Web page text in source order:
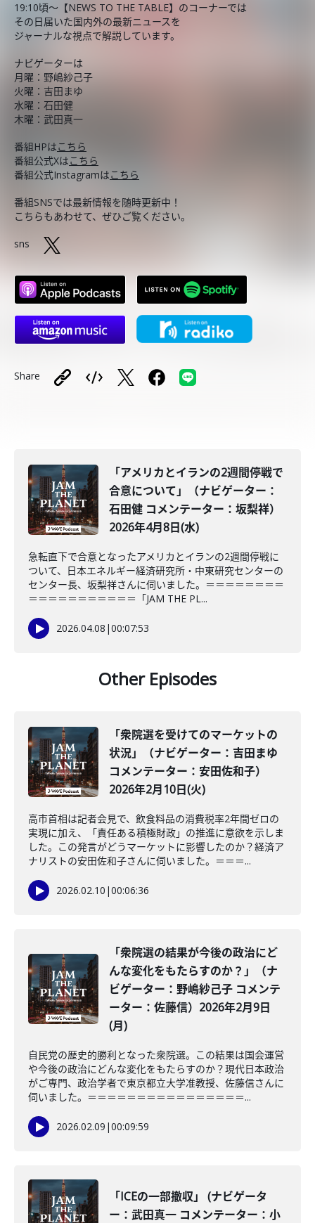
19:10頃～【NEWS TO THE TABLE】のコーナーでは
その日届いた国内外の最新ニュースを
ジャーナルな視点で解説しています。
ナビゲーターは
月曜：野嶋紗己子
火曜：吉田まゆ
水曜：石田健
木曜：武田真一
番組HPはこちら
番組公式Xはこちら
番組公式Instagramはこちら
番組SNSでは最新情報を随時更新中！
こちらもあわせて、ぜひご覧ください。
sns
Share
「アメリカとイランの2週間停戦で
合意について」（ナビゲーター：
石田健 コメンテーター：坂梨祥）
2026年4月8日(水)
急転直下で合意となったアメリカとイランの2週間停戦に
ついて、日本エネルギー経済研究所・中東研究センターの
センター長、坂梨祥さんに伺いました。＝＝＝＝＝＝＝＝
＝＝＝＝＝＝＝＝＝＝＝「JAM THE PL...
2026.04.08 |00:07:53
Other Episodes
「衆院選を受けてのマーケットの
状況」（ナビゲーター：吉田まゆ
コメンテーター：安田佐和子）
2026年2月10日(火)
高市首相は記者会見で、飲食料品の消費税率2年間ゼロの
実現に加え、「責任ある積極財政」の推進に意欲を示しま
した。この発言がどうマーケットに影響したのか？経済ア
ナリストの安田佐和子さんに伺いました。＝＝＝...
2026.02.10 |00:06:36
「衆院選の結果が今後の政治にど
んな変化をもたらすのか？」（ナ
ビゲーター：野嶋紗己子 コメンテ
ーター：佐藤信）2026年2月9日
(月)
自民党の歴史的勝利となった衆院選。この結果は国会運営
や今後の政治にどんな変化をもたらすのか？現代日本政治
がご専門、政治学者で東京都立大学准教授、佐藤信さんに
伺いました。＝＝＝＝＝＝＝＝＝＝＝＝＝＝＝＝...
2026.02.09 |00:09:59
「ICEの一部撤収」 (ナビゲータ
ー：武田真一 コメンテーター：小